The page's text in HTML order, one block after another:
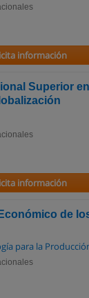
información
Superior
información
de
para la